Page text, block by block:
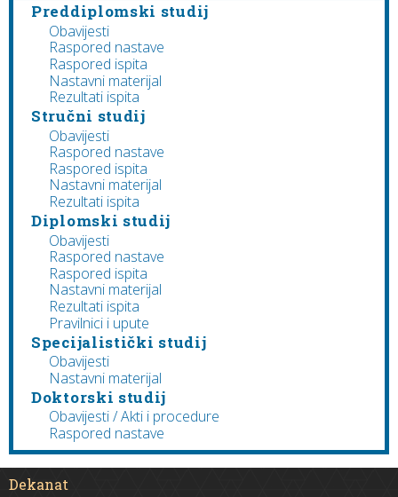
Preddiplomski studij
Obavijesti
Raspored nastave
Raspored ispita
Nastavni materijal
Rezultati ispita
Stručni studij
Obavijesti
Raspored nastave
Raspored ispita
Nastavni materijal
Rezultati ispita
Diplomski studij
Obavijesti
Raspored nastave
Raspored ispita
Nastavni materijal
Rezultati ispita
Pravilnici i upute
Specijalistički studij
Obavijesti
Nastavni materijal
Doktorski studij
Obavijesti / Akti i procedure
Raspored nastave
Dekanat